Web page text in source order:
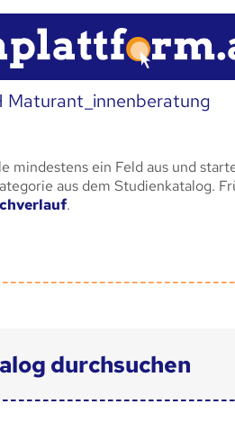
Maturant_innenberatung
mindestens ein Feld aus und
aus dem Studienkatalog.
.
durchsuchen